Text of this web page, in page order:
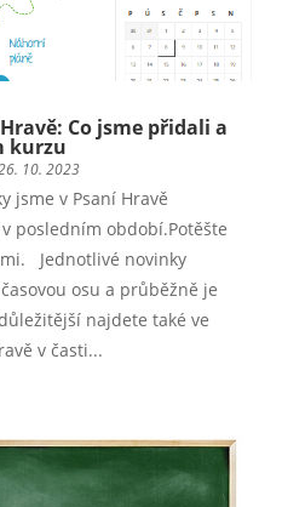
Co jsme přidali a
kurzu
10. 2023
jsme v Psaní Hravě
posledním období.Potěšte
Jednotlivé novinky
osu a průběžně je
najdete také ve
v časti...